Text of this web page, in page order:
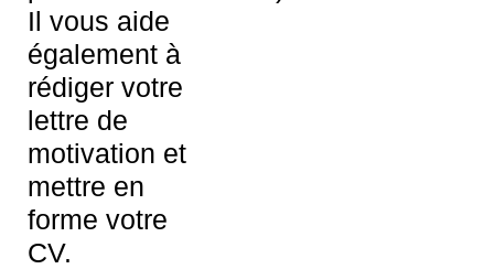
Il vous aide
également à
rédiger votre
lettre de
motivation et
mettre en
forme votre
CV.